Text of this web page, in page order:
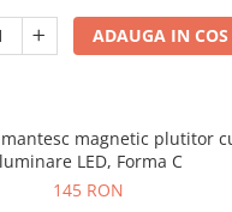
ADAUGA IN COS
magnetic plutitor
LED, Forma C
145 RON